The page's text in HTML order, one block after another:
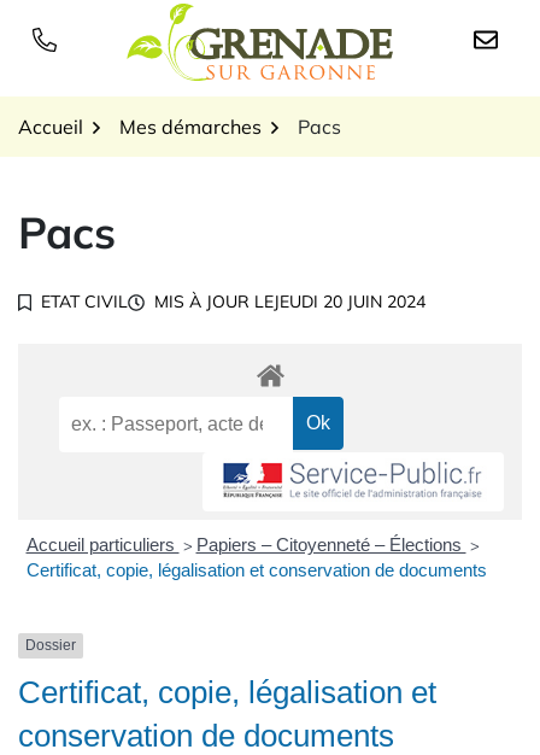
Logo Grenade sur
Accueil Mes démarches Pacs
Pacs
ETAT CIVIL MIS À JOUR LEJEUDI 20 JUIN 2024
Accueil particuliers > Papiers – Citoyenneté – Élections >
Certificat, copie, légalisation et conservation de documents
Dossier
Certificat, copie, légalisation et
conservation de documents